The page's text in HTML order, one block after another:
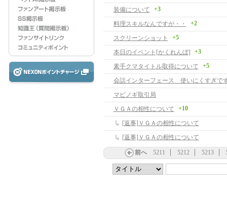
装備について +3
料理スキルなんですが・・ +2
スクリーンショット +5
本日のイベント[かくれんぼ] +3
素手クマタイトル取得について +5
会話インターフェース 使いにくすぎで
マビノギ取引局
ＶＧＡの相性について
+10
[返事]ＶＧＡの相性について
[返事]ＶＧＡの相性について
前へ 5211 5212 5213